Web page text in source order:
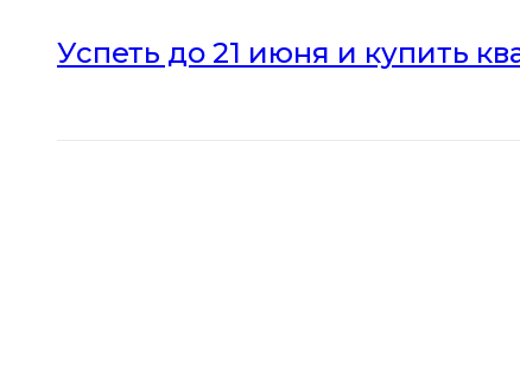
Успеть до 21 июня и купить